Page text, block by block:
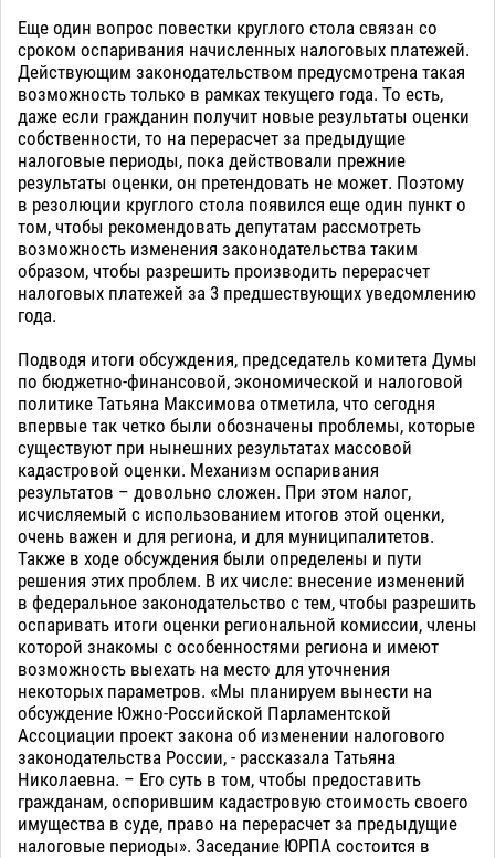
Еще один вопрос повестки круглого стола связан со
сроком оспаривания начисленных налоговых платежей.
Действующим законодательством предусмотрена такая
возможность только в рамках текущего года. То есть,
даже если гражданин получит новые результаты оценки
собственности, то на перерасчет за предыдущие
налоговые периоды, пока действовали прежние
результаты оценки, он претендовать не может. Поэтому
в резолюции круглого стола появился еще один пункт о
том, чтобы рекомендовать депутатам рассмотреть
возможность изменения законодательства таким
образом, чтобы разрешить производить перерасчет
налоговых платежей за 3 предшествующих уведомлению
года.
Подводя итоги обсуждения, председатель комитета Думы
по бюджетно-финансовой, экономической и налоговой
политике Татьяна Максимова отметила, что сегодня
впервые так четко были обозначены проблемы, которые
существуют при нынешних результатах массовой
кадастровой оценки. Механизм оспаривания
результатов – довольно сложен. При этом налог,
исчисляемый с использованием итогов этой оценки,
очень важен и для региона, и для муниципалитетов.
Также в ходе обсуждения были определены и пути
решения этих проблем. В их числе: внесение изменений
в федеральное законодательство с тем, чтобы разрешить
оспаривать итоги оценки региональной комиссии, члены
которой знакомы с особенностями региона и имеют
возможность выехать на место для уточнения
некоторых параметров. «Мы планируем вынести на
обсуждение Южно-Российской Парламентской
Ассоциации проект закона об изменении налогового
законодательства России, - рассказала Татьяна
Николаевна. – Его суть в том, чтобы предоставить
гражданам, оспорившим кадастровую стоимость своего
имущества в суде, право на перерасчет за предыдущие
налоговые периоды». Заседание ЮРПА состоится в